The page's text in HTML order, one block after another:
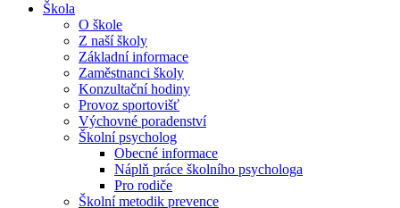
Škola
O škole
Z naší školy
Základní informace
Zaměstnanci školy
Konzultační hodiny
Provoz sportovišť
Výchovné poradenství
Školní psycholog
Obecné informace
Náplň práce školního psychologa
Pro rodiče
Školní metodik prevence